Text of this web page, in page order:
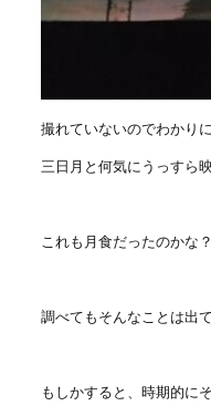
撮れていないのでわかり
三日月と何気にうっすら
これも月食だったのかな？
調べてもそんなことは出
もしかすると、時期的に